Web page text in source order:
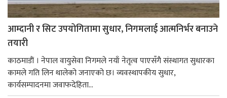
आम्दानी र सिट उपयोगितामा सुधार, निगमलाई आत्मनिर्भर बनाउने
तयारी
काठमाडाैं । नेपाल वायुसेवा निगमले नयाँ नेतृत्व पाएसँगै संस्थागत सुधारका
कामले गति लिन थालेको जनाएको छ। व्यवस्थापकीय सुधार,
कार्यसम्पादनमा जवाफदेहिता...